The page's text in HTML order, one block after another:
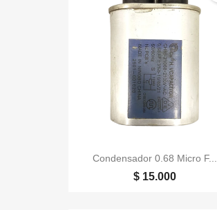
Condensador 0.68 Micro F...
$ 15.000